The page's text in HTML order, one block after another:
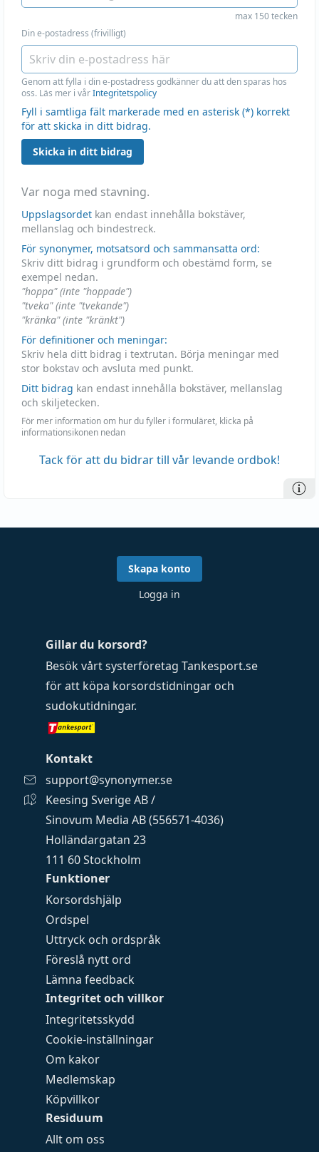
max 150 tecken
Din e-postadress (frivilligt)
Genom att fylla i din e-postadress godkänner du att den sparas hos
oss. Läs mer i vårIntegritetspolicy
Fyll i samtliga fält markerade med en asterisk (*) korrekt
för att skicka in ditt bidrag.
Skicka in ditt bidrag
Var noga med stavning.
Uppslagsordet kan endast innehålla bokstäver,
mellanslag och bindestreck.
För synonymer, motsatsord och sammansatta ord:
Skriv ditt bidrag i grundform och obestämd form, se
exempel nedan.
"hoppa" (inte "hoppade")
"tveka" (inte "tvekande")
"kränka" (inte "kränkt")
För definitioner och meningar:
Skriv hela ditt bidrag i textrutan. Börja meningar med
stor bokstav och avsluta med punkt.
Ditt bidrag kan endast innehålla bokstäver, mellanslag
och skiljetecken.
För mer information om hur du fyller i formuläret, klicka på
informationsikonen nedan
Tack för att du bidrar till vår levande ordbok!
Funktioner
Korsordshjälp
Ordspel
Uttryck och ordspråk
Föreslå nytt ord
Lämna feedback
Integritet och villkor
Integritetsskydd
Cookie-inställningar
Om kakor
Medlemskap
Köpvillkor
Residuum
Allt om oss
Gillar du korsord?
Besök vårt systerföretag Tankesport.se
för att köpa korsordstidningar och
sudokutidningar.
Kontakt
support@synonymer.se
Keesing Sverige AB /
Sinovum Media AB (556571-4036)
Holländargatan 23
111 60 Stockholm
Skapa konto
Logga in